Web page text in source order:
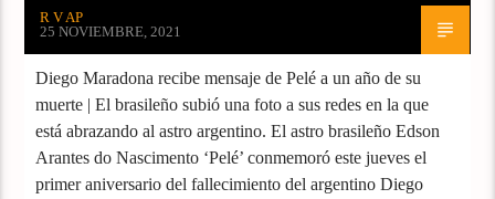
R V AP
25 NOVIEMBRE, 2021
Diego Maradona recibe mensaje de Pelé a un año de su
muerte | El brasileño subió una foto a sus redes en la que
está abrazando al astro argentino. El astro brasileño Edson
Arantes do Nascimento ‘Pelé’ conmemoró este jueves el
primer aniversario del fallecimiento del argentino Diego